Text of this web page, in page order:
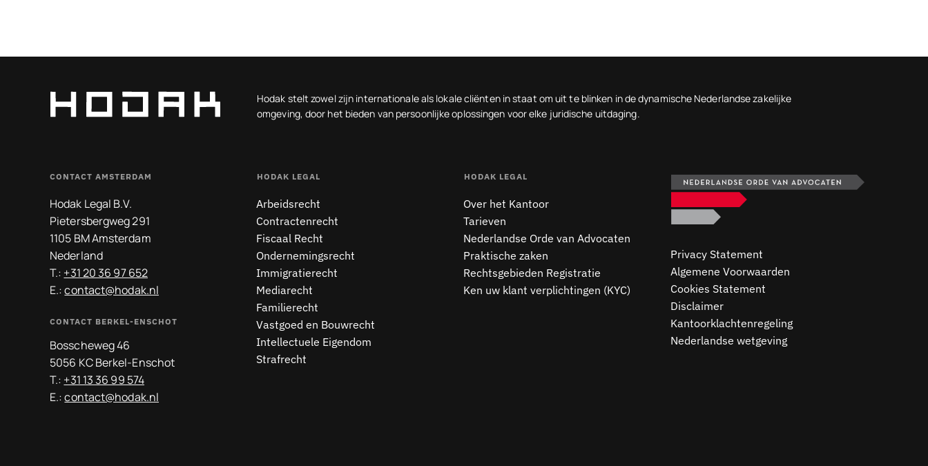
Hodak stelt zowel zijn internationale als lokale cliënten in staat om uit te blinken in de dynamische Nederlandse zakelijke
omgeving, door het bieden van persoonlijke oplossingen voor elke juridische uitdaging.
CONTACT AMSTERDAM
Hodak Legal B.V.
Pietersbergweg 291
1105 BM Amsterdam
Nederland
T.: +31 20 36 97 652
E.:contact@hodak.nl
CONTACT BERKEL-ENSCHOT
Bosscheweg 46
5056 KC Berkel-Enschot
T.: +31 13 36 99 574
E.:contact@hodak.nl
HODAK LEGAL
Arbeidsrecht
Contractenrecht
Fiscaal Recht
Ondernemingsrecht
Immigratierecht
Mediarecht
Familierecht
Vastgoed en Bouwrecht
Intellectuele Eigendom
Strafrecht
HODAK LEGAL
Over het Kantoor
Tarieven
Nederlandse Orde van Advocaten
Praktische zaken
Rechtsgebieden Registratie
Ken uw klant verplichtingen (KYC)
Privacy Statement
Algemene Voorwaarden
Cookies Statement
Disclaimer
Kantoorklachtenregeling
Nederlandse wetgeving